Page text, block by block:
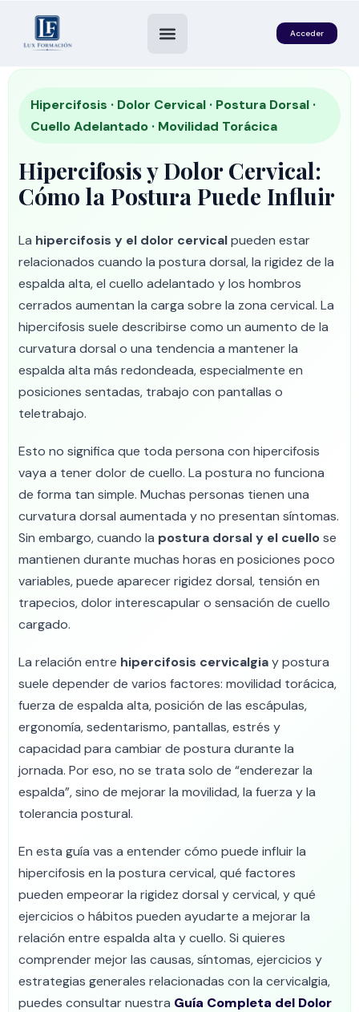
Acceder
Hipercifosis · Dolor Cervical · Postura Dorsal ·
Cuello Adelantado · Movilidad Torácica
Hipercifosis y Dolor Cervical:
Cómo la Postura Puede Influir
La hipercifosis y el dolor cervicalpueden estar
relacionados cuando la postura dorsal, la rigidez de la
espalda alta, el cuello adelantado y los hombros
cerrados aumentan la carga sobre la zona cervical. La
hipercifosis suele describirse como un aumento de la
curvatura dorsal o una tendencia a mantener la
espalda alta más redondeada, especialmente en
posiciones sentadas, trabajo con pantallas o
teletrabajo.
Esto no significa que toda persona con hipercifosis
vaya a tener dolor de cuello. La postura no funciona
de forma tan simple. Muchas personas tienen una
curvatura dorsal aumentada y no presentan síntomas.
Sin embargo, cuando la postura dorsal y el cuellose
mantienen durante muchas horas en posiciones poco
variables, puede aparecer rigidez dorsal, tensión en
trapecios, dolor interescapular o sensación de cuello
cargado.
La relación entre hipercifosis cervicalgiay postura
suele depender de varios factores: movilidad torácica,
fuerza de espalda alta, posición de las escápulas,
ergonomía, sedentarismo, pantallas, estrés y
capacidad para cambiar de postura durante la
jornada. Por eso, no se trata solo de “enderezar la
espalda”, sino de mejorar la movilidad, la fuerza y la
tolerancia postural.
En esta guía vas a entender cómo puede influir la
hipercifosis en la postura cervical, qué factores
pueden empeorar la rigidez dorsal y cervical, y qué
ejercicios o hábitos pueden ayudarte a mejorar la
relación entre espalda alta y cuello. Si quieres
comprender mejor las causas, síntomas, ejercicios y
estrategias generales relacionadas con la cervicalgia,
puedes consultar nuestra Guía Completa del Dolor